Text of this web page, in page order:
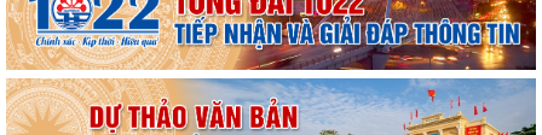
ỦY BAN NHÂN DÂN XÃ NGUYỄN BỈNH KHIÊM TUYÊN TRUYỀN, HƯỚNG
DẪN NGƯỜI DÂN CHUYỂN ĐỔI THIẾT BỊ, SIM...